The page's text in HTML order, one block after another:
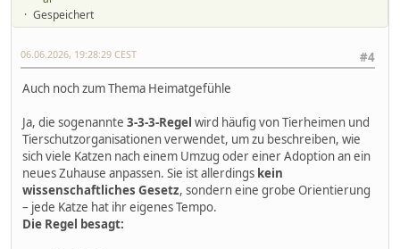
Gespeichert
#4
06.06.2026, 19:28:29 CEST
Auch noch zum Thema Heimatgefühle
Ja, die sogenannte 3-3-3-Regel wird häufig von Tierheimen und
Tierschutzorganisationen verwendet, um zu beschreiben, wie
sich viele Katzen nach einem Umzug oder einer Adoption an ein
neues Zuhause anpassen. Sie ist allerdings kein
wissenschaftliches Gesetz, sondern eine grobe Orientierung
– jede Katze hat ihr eigenes Tempo.
Die Regel besagt: